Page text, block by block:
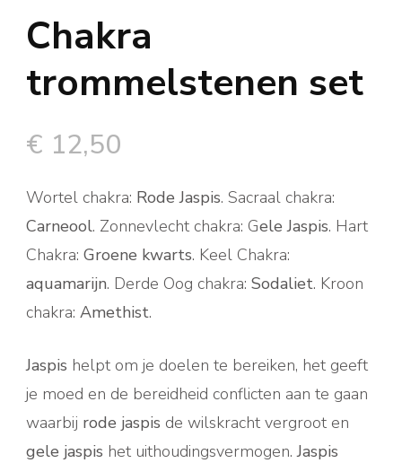
Chakra
trommelstenen set
€ 12,50
Wortel chakra: Rode Jaspis. Sacraal chakra:
Carneool. Zonnevlecht chakra: Gele Jaspis. Hart
Chakra: Groene kwarts. Keel Chakra:
aquamarijn. Derde Oog chakra: Sodaliet. Kroon
chakra: Amethist.
Jaspis helpt om je doelen te bereiken, het geeft
je moed en de bereidheid conflicten aan te gaan
waarbij rode jaspis de wilskracht vergroot en
gele jaspis het uithoudingsvermogen.Jaspis